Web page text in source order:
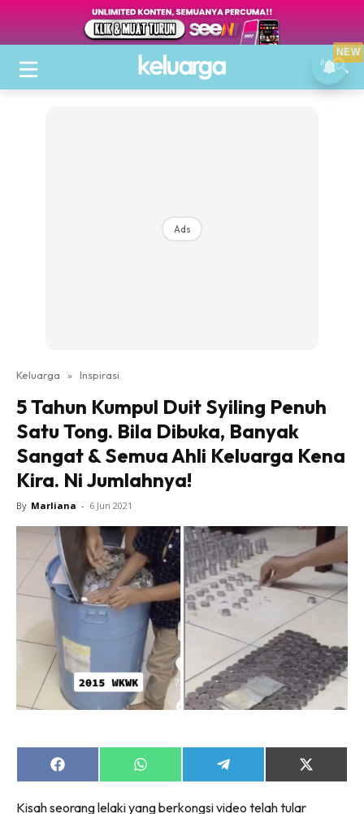
Ads
Keluarga » Inspirasi
5 Tahun Kumpul Duit Syiling Penuh
Satu Tong. Bila Dibuka, Banyak
Sangat & Semua Ahli Keluarga Kena
Kira. Ni Jumlahnya!
By Marliana - 6 Jun 2021
Share
on
Share
on
Share
on
Share
on
(Twitter)
Kisah seorang lelaki yang berkongsi video telah tular
NEW